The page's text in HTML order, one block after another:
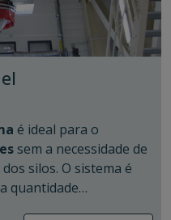
, o equipamento ideal
Cone Bottom
é ideal para o
sem a necessidade de
silos. O sistema é
quantidade